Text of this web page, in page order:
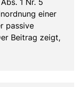
einer
passive
Beitrag zeigt,